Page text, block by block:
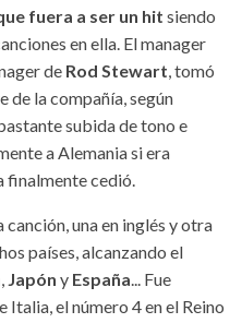
fuera a ser un hit siendo
en ella. El manager
de Rod Stewart, tomó
de la compañía, según
subida de tono e
a Alemania si era
finalmente cedió.
una en inglés y otra
países, alcanzando el
, Japón y España... Fue
Italia, el número 4 en el Reino